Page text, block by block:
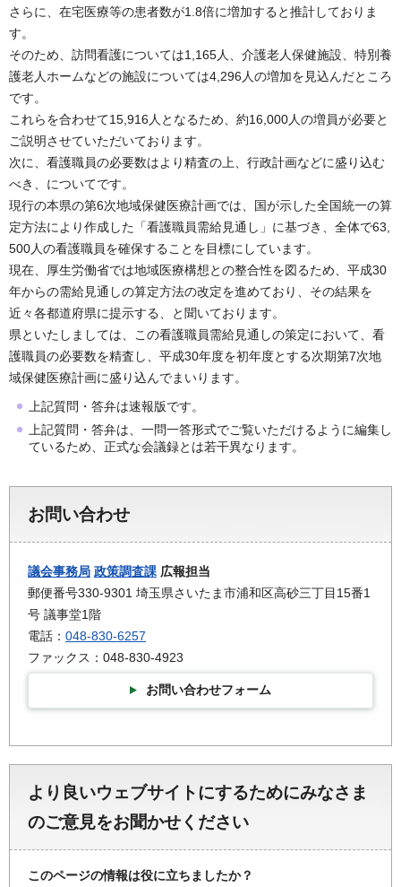
さらに、在宅医療等の患者数が1.8倍に増加すると推計しておりま
す。
そのため、訪問看護については1,165人、介護老人保健施設、特別養
護老人ホームなどの施設については4,296人の増加を見込んだところ
です。
これらを合わせて15,916人となるため、約16,000人の増員が必要と
ご説明させていただいております。
次に、看護職員の必要数はより精査の上、行政計画などに盛り込む
べき、についてです。
現行の本県の第6次地域保健医療計画では、国が示した全国統一の算
定方法により作成した「看護職員需給見通し」に基づき、全体で63,
500人の看護職員を確保することを目標にしています。
現在、厚生労働省では地域医療構想との整合性を図るため、平成30
年からの需給見通しの算定方法の改定を進めており、その結果を
近々各都道府県に提示する、と聞いております。
県といたしましては、この看護職員需給見通しの策定において、看
護職員の必要数を精査し、平成30年度を初年度とする次期第7次地
域保健医療計画に盛り込んでまいります。
上記質問・答弁は速報版です。
上記質問・答弁は、一問一答形式でご覧いただけるように編集し
ているため、正式な会議録とは若干異なります。
お問い合わせ
議会事務局 政策調査課 広報担当
郵便番号330-9301 埼玉県さいたま市浦和区高砂三丁目15番1
号 議事堂1階
電話： 048-830-6257
ファックス：048-830-4923
お問い合わせフォーム
より良いウェブサイトにするためにみなさま
のご意見をお聞かせください
このページの情報は役に立ちましたか？